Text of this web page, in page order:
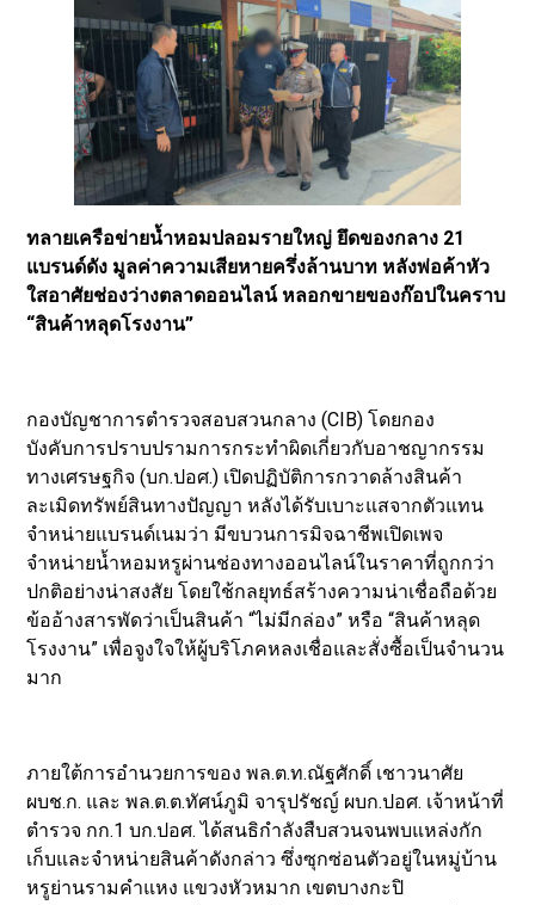
ทลายเครือข่ายน้ำหอมปลอมรายใหญ่ ยึดของกลาง 21
แบรนด์ดัง มูลค่าความเสียหายครึ่งล้านบาท หลังพ่อค้าหัว
ใสอาศัยช่องว่างตลาดออนไลน์ หลอกขายของก๊อปในคราบ
“สินค้าหลุดโรงงาน”
กองบัญชาการตำรวจสอบสวนกลาง (CIB) โดยกอง
บังคับการปราบปรามการกระทำผิดเกี่ยวกับอาชญากรรม
ทางเศรษฐกิจ (บก.ปอศ.) เปิดปฏิบัติการกวาดล้างสินค้า
ละเมิดทรัพย์สินทางปัญญา หลังได้รับเบาะแสจากตัวแทน
จำหน่ายแบรนด์เนมว่า มีขบวนการมิจฉาชีพเปิดเพจ
จำหน่ายน้ำหอมหรูผ่านช่องทางออนไลน์ในราคาที่ถูกกว่า
ปกติอย่างน่าสงสัย โดยใช้กลยุทธ์สร้างความน่าเชื่อถือด้วย
ข้ออ้างสารพัดว่าเป็นสินค้า “ไม่มีกล่อง” หรือ “สินค้าหลุด
โรงงาน” เพื่อจูงใจให้ผู้บริโภคหลงเชื่อและสั่งซื้อเป็นจำนวน
มาก
ภายใต้การอำนวยการของ พล.ต.ท.ณัฐศักดิ์ เชาวนาศัย
ผบช.ก. และ พล.ต.ต.ทัศน์ภูมิ จารุปรัชญ์ ผบก.ปอศ. เจ้าหน้าที่
ตำรวจ กก.1 บก.ปอศ. ได้สนธิกำลังสืบสวนจนพบแหล่งกัก
เก็บและจำหน่ายสินค้าดังกล่าว ซึ่งซุกซ่อนตัวอยู่ในหมู่บ้าน
หรูย่านรามคำแหง แขวงหัวหมาก เขตบางกะปิ